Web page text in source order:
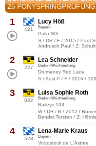
25
1
421
Lucy Höß
Bayern
Palia SG
S / DR / F / 2015 / Paul
Andrusch,Paul / Z:
2
227
Lea Schneider
Baden-Württemberg
Drumaney Red Lady
S / Ausl.P / F / 2016 /
3
022
Luisa Sophie Roth
Baden-Württemberg
Baileys 103
W / DR / B / 2012 /
Bender,Torsten / Z:
4
528
Lena-Marie Kraus
Bayern
Voodstock de L'Astree